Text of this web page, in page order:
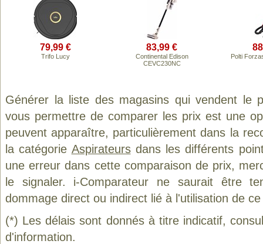
79,99 €
Trifo Lucy
83,99 €
Continental Edison
CEVC230NC
Polti
Générer la liste des magasins qui vendent le
vous permettre de comparer les prix est une
peuvent apparaître, particulièrement dans la
la catégorie Aspirateursdans les différents
une erreur dans cette comparaison de prix,
le signaler. i-Comparateur ne saurait être
dommage direct ou indirect lié à l'utilisation de
(*) Les délais sont donnés à titre indicatif,
d'information.